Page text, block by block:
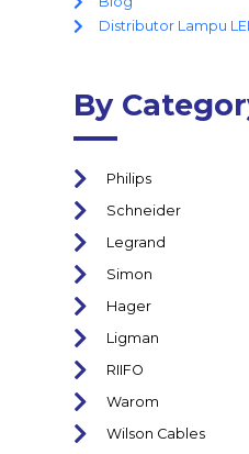
Distributor Lampu
By
Philips
Schneider
Legrand
Simon
Hager
Ligman
RIIFO
Warom
Wilson Cables